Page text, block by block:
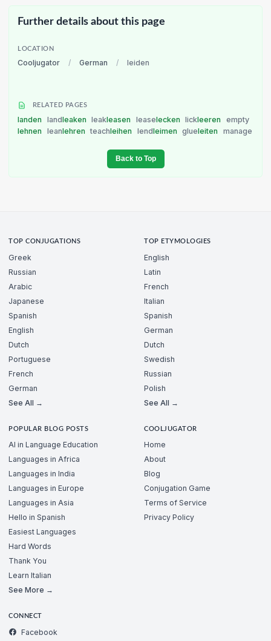
Further details about this page
LOCATION
Cooljugator / German / leiden
RELATED PAGES
landen landleaken leakleasen leaselecken lickleeren
empty
lehnen
leanlehren teachleihen lendleimen glueleiten manage
Back to Top
TOP CONJUGATIONS
Greek
Russian
Arabic
Japanese
Spanish
English
Dutch
Portuguese
French
German
See All →
TOP ETYMOLOGIES
English
Latin
French
Italian
Spanish
German
Dutch
Swedish
Russian
Polish
See All →
POPULAR BLOG POSTS
AI in Language Education
Languages in Africa
Languages in India
Languages in Europe
Languages in Asia
Hello in Spanish
Easiest Languages
Hard Words
Thank You
Learn Italian
See More →
COOLJUGATOR
Home
About
Blog
Conjugation Game
Terms of Service
Privacy Policy
CONNECT
Facebook